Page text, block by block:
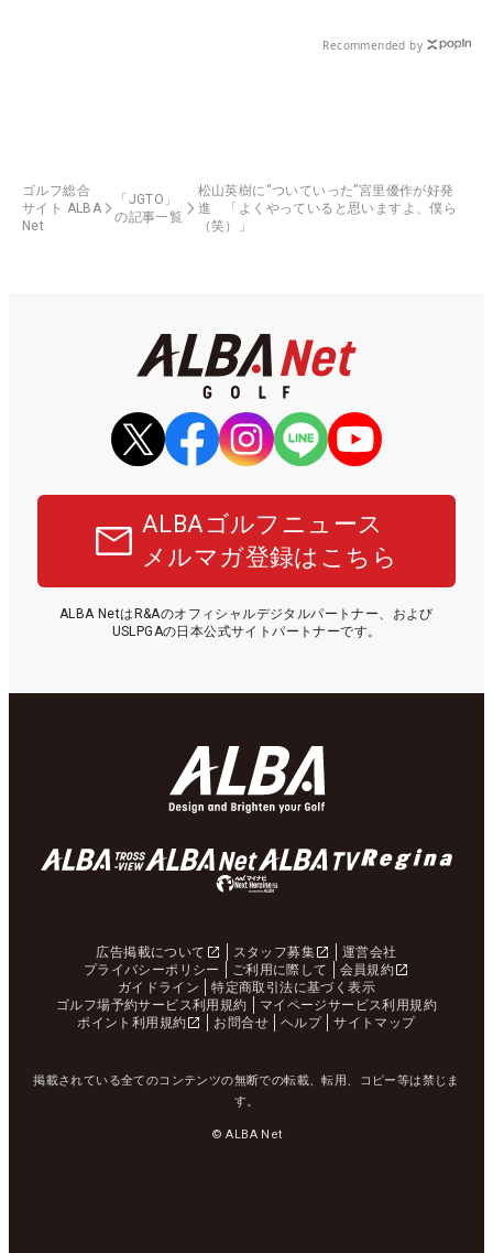
Recommended by
ゴルフ総合
サイト ALBA
Net
「JGTO」
の記事一覧
松山英樹に“ついていった”宮里優作が好発
進 「よくやっていると思いますよ、僕ら
（笑）」
ALBAゴルフニュース
メルマガ登録はこちら
ALBA NetはR&Aのオフィシャルデジタルパートナー、および
USLPGAの日本公式サイトパートナーです。
広告掲載について スタッフ募集
運営会社
プライバシーポリシー
ご利用に際して
会員規約
ガイドライン
特定商取引法に基づく表示
ゴルフ場予約サービス利用規約
マイページサービス利用規約
ポイント利用規約
お問合せ ヘルプ サイトマップ
掲載されている全てのコンテンツの無断での転載、転用、コピー等は禁じま
す。
© ALBA Net